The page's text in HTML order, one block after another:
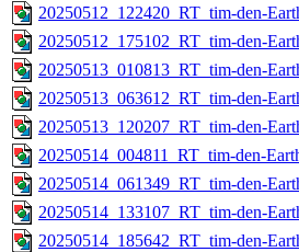
20250512_122420_RT_tim-den-
20250512_175102_RT_tim-den-
20250513_010813_RT_tim-den-
20250513_063612_RT_tim-den-
20250513_120207_RT_tim-den-
20250514_004811_RT_tim-den-
20250514_061349_RT_tim-den-
20250514_133107_RT_tim-den-
20250514_185642_RT_tim-den-